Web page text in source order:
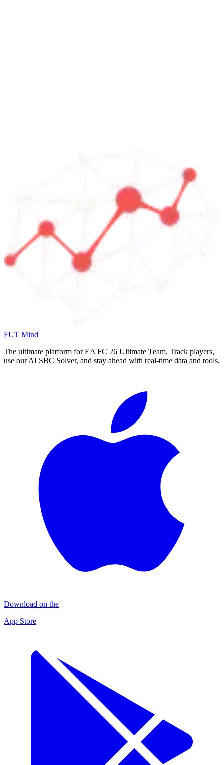
FUT Mind
The ultimate platform for EA FC 26 Ultimate Team. Track players,
use our AI SBC Solver, and stay ahead with real-time data and tools.
Download on the
App Store